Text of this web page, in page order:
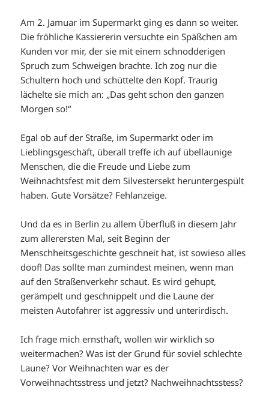
Am 2. Jamuar im Supermarkt ging es dann so weiter.
Die fröhliche Kassiererin versuchte ein Späßchen am
Kunden vor mir, der sie mit einem schnodderigen
Spruch zum Schweigen brachte. Ich zog nur die
Schultern hoch und schüttelte den Kopf. Traurig
lächelte sie mich an: „Das geht schon den ganzen
Morgen so!“
Egal ob auf der Straße, im Supermarkt oder im
Lieblingsgeschäft, überall treffe ich auf übellaunige
Menschen, die die Freude und Liebe zum
Weihnachtsfest mit dem Silvestersekt heruntergespült
haben. Gute Vorsätze? Fehlanzeige.
Und da es in Berlin zu allem Überfluß in diesem Jahr
zum allerersten Mal, seit Beginn der
Menschheitsgeschichte geschneit hat, ist sowieso alles
doof! Das sollte man zumindest meinen, wenn man
auf den Straßenverkehr schaut. Es wird gehupt,
gerämpelt und geschnippelt und die Laune der
meisten Autofahrer ist aggressiv und unterirdisch.
Ich frage mich ernsthaft, wollen wir wirklich so
weitermachen? Was ist der Grund für soviel schlechte
Laune? Vor Weihnachten war es der
Vorweihnachtsstress und jetzt? Nachweihnachtsstess?